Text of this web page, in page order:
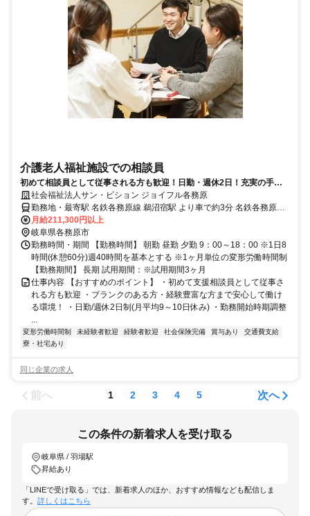
介護老人福祉施設での相談員
初めて相談員として従事される方も歓迎！日勤・週休2日！充実の手当
と体制で働く職員にもやさしい環境
社会福祉法人サン・ビション ジョイフル各務原
勤務地・最寄駅 名鉄各務原線 鵜沼宿駅 より車で約3分 名鉄各務原線
羽場駅 より車で約5分 JR高山本線 鵜沼駅 より車で約6分
月給211,300円以上
岐阜県各務原市
勤務時間・期間 【勤務時間】 朝勤 昼勤 夕勤 9：00～18：00 ※1日8
時間(休憩60分)週40時間を基本とする ※1ヶ月単位の変形労働時間制
【勤務期間】 長期 試用期間：※試用期間3ヶ月
仕事内容 【おすすめのポイント】 ・初めて支援相談員として従事さ
れる方も歓迎 ・ブランクのある方・経験豊富な方まで安心して働け
る環境！ ・日勤/週休2日制(月平均9～10日休み) ・勤務開始時期調整
変形労働時間制 未経験者歓迎 経験者歓迎 社会保険完備 賞与あり
交通費支給
寮・社宅あり
同じ企業の求人
前へ 1 2 3 4 5 次へ
この条件の新着求人を受け取る
岐阜県 / 羽場駅
昇給あり
「LINEで受け取る」では、新着求人のほか、おすすめ情報なども配信しま
す。 詳しくはこちら